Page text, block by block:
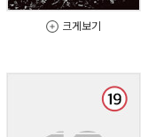
크게보기